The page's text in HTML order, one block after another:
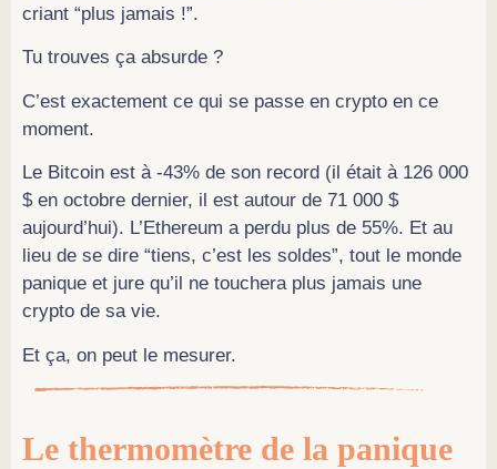
criant “plus jamais !”.
Tu trouves ça absurde ?
C’est exactement ce qui se passe en crypto en ce
moment.
Le Bitcoin est à -43% de son record (il était à 126 000
$ en octobre dernier, il est autour de 71 000 $
aujourd’hui). L’Ethereum a perdu plus de 55%. Et au
lieu de se dire “tiens, c’est les soldes”, tout le monde
panique et jure qu’il ne touchera plus jamais une
crypto de sa vie.
Et ça, on peut le mesurer.
Le thermomètre de la panique